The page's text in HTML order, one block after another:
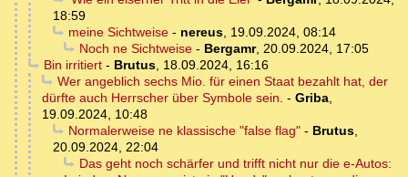
18:59
meine Sichtweise- nereus, 19.09.2024, 08:14
Noch ne Sichtweise- Bergamr, 20.09.2024, 17:05
Bin irritiert- Brutus, 18.09.2024, 16:16
Wer angeblich sechs Mio. für einen Staat bezahlt hat, der
dürfte auch Herrscher über Symbole sein. - Griba,
19.09.2024, 10:48
Normalerweise ne klassische "false flag"- Brutus,
20.09.2024, 22:04
Das geht noch schärfer und trifft nicht nur die e-Autos: